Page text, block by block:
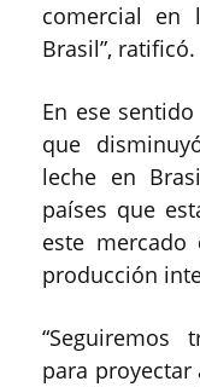
comercial en
Brasil”, ratificó.
En ese
que
leche en
países que
este mercado
producción
“Seguiremos
para